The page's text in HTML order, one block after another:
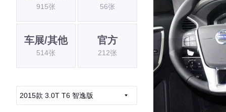
915张 56张
车展/其他
514张
官方
212张
2015款 3.0T T6 智逸版